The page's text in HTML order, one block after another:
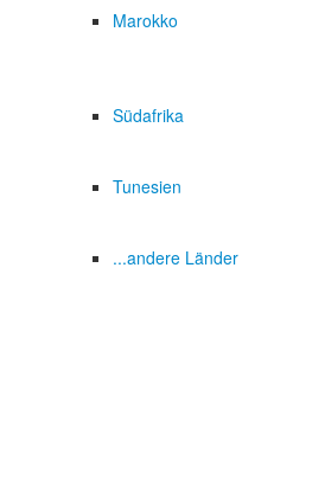
Marokko
Südafrika
Tunesien
...andere Länder